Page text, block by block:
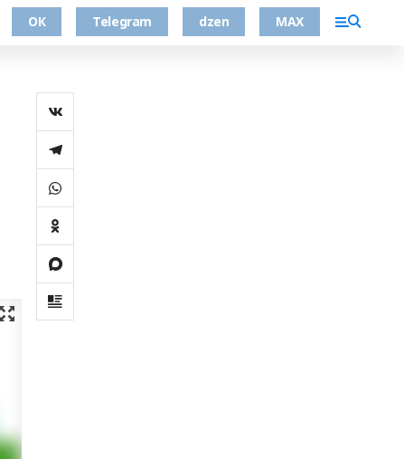
ОК Telegram dzen MAX